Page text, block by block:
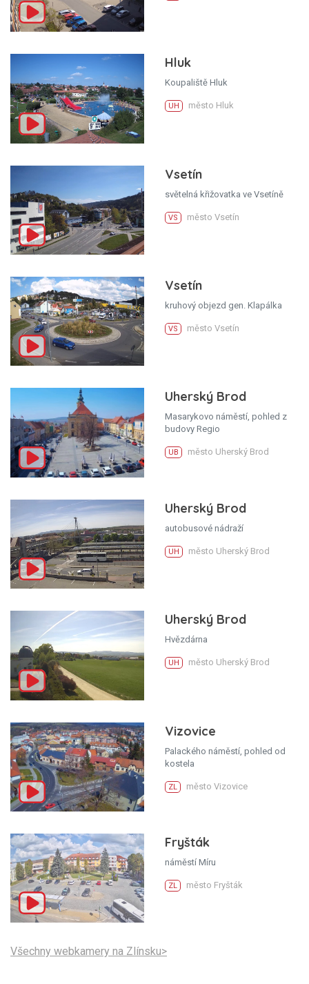
Hluk
Koupaliště Hluk
UH město Hluk
Vsetín
světelná křižovatka ve Vsetíně
VS město Vsetín
Vsetín
kruhový objezd gen. Klapálka
VS město Vsetín
Uherský Brod
Masarykovo náměstí, pohled z
budovy Regio
UB město Uherský Brod
Uherský Brod
autobusové nádraží
UH město Uherský Brod
Uherský Brod
Hvězdárna
UH město Uherský Brod
Vizovice
Palackého náměstí, pohled od
kostela
ZL město Vizovice
Fryšták
náměstí Míru
ZL město Fryšták
Všechny webkamery na Zlínsku>